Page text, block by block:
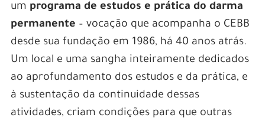
um programa de estudos e prática do darma
permanente – vocação que acompanha o CEBB
desde sua fundação em 1986, há 40 anos atrás.
Um local e uma sangha inteiramente dedicados
ao aprofundamento dos estudos e da prática, e
à sustentação da continuidade dessas
atividades, criam condições para que outras